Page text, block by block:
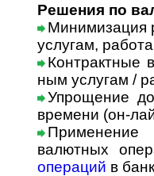
Решения по
Минимизация
услугам,
Контрактные
ным услугам /
Упрощение
времени (он-
Применение
валютных
операций в